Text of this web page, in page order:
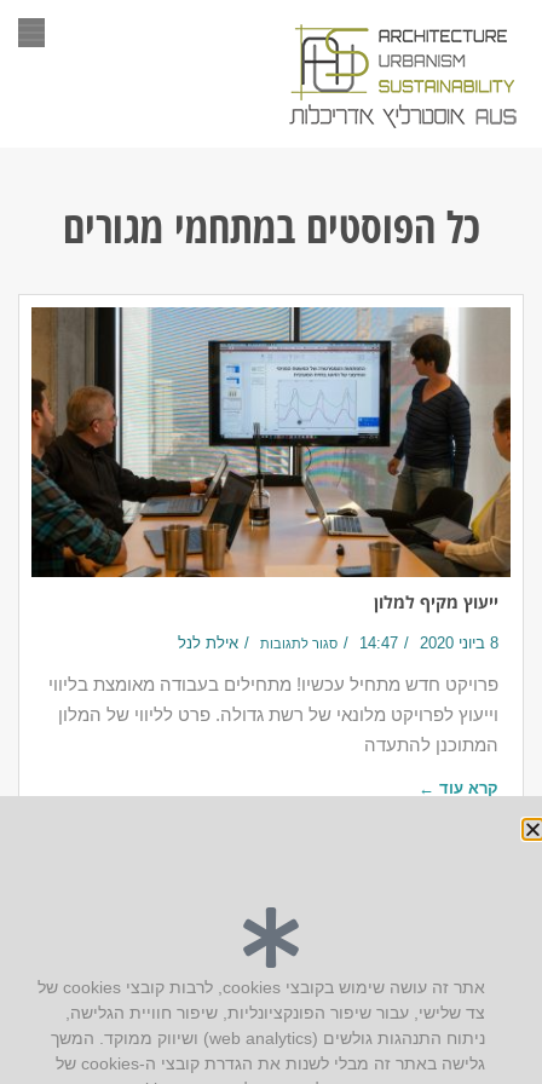
כל הפוסטים במתחמי מגורים
ייעוץ מקיף למלון
8 ביוני 2020 14:47 סגור לתגובות אילת לנל
פרויקט חדש מתחיל עכשיו! מתחילים בעבודה מאומצת בליווי
וייעוץ לפרויקט מלונאי של רשת גדולה. פרט לליווי של המלון
המתוכנן להתעדה
קרא עוד ←
טלפון:04-8772469
אתר זה עושה שימוש בקובצי cookies, לרבות קובצי cookies של
צד שלישי, עבור שיפור הפונקציונליות, שיפור חוויית הגלישה,
ניתוח התנהגות גולשים (web analytics) ושיווק ממוקד. המשך
גלישה באתר זה מבלי לשנות את הגדרת קובצי ה-cookies של